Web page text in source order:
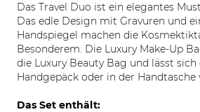
Das Travel Duo ist ein elegantes
Das edle Design mit Gravuren und
Handspiegel machen die
Besonderem. Die Luxury Make-Up
die Luxury Beauty Bag und lässt
Handgepäck oder in der Handtasche
Das Set enthält: